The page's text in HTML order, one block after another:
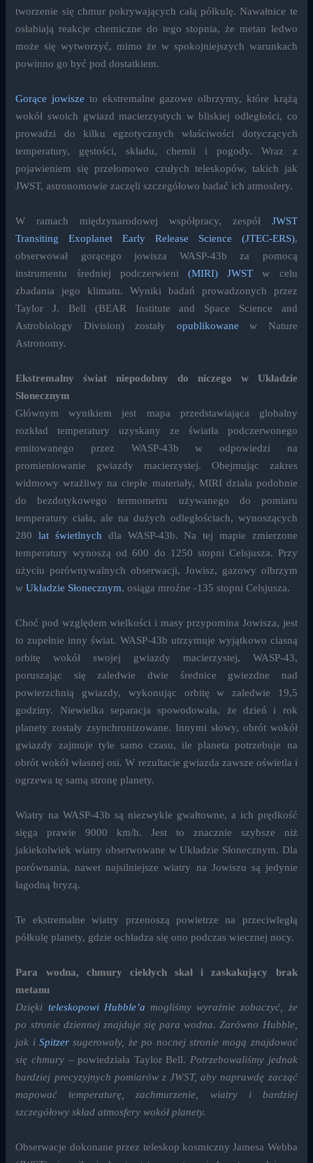
tworzenie się chmur pokrywających całą półkulę. Nawałnice te
osłabiają reakcje chemiczne do tego stopnia, że metan ledwo
może się wytworzyć, mimo że w spokojniejszych warunkach
powinno go być pod dostatkiem.
Gorące jowisze to ekstremalne gazowe olbrzymy, które krążą
wokół swoich gwiazd macierzystych w bliskiej odległości, co
prowadzi do kilku egzotycznych właściwości dotyczących
temperatury, gęstości, składu, chemii i pogody. Wraz z
pojawieniem się przełomowo czułych teleskopów, takich jak
JWST, astronomowie zaczęli szczegółowo badać ich atmosfery.
W ramach międzynarodowej współpracy, zespół JWST
Transiting Exoplanet Early Release Science (JTEC-ERS),
obserwował gorącego jowisza WASP-43b za pomocą
instrumentu średniej podczerwieni (MIRI) JWST w celu
zbadania jego klimatu. Wyniki badań prowadzonych przez
Taylor J. Bell (BEAR Institute and Space Science and
Astrobiology Division) zostały opublikowane w Nature
Astronomy.
Ekstremalny świat niepodobny do niczego w Układzie
Słonecznym
Głównym wynikiem jest mapa przedstawiająca globalny
rozkład temperatury uzyskany ze światła podczerwonego
emitowanego przez WASP-43b w odpowiedzi na
promieniowanie gwiazdy macierzystej. Obejmując zakres
widmowy wrażliwy na ciepłe materiały, MIRI działa podobnie
do bezdotykowego termometru używanego do pomiaru
temperatury ciała, ale na dużych odległościach, wynoszących
280lat świetlnych dla WASP-43b. Na tej mapie zmierzone
temperatury wynoszą od 600 do 1250 stopni Celsjusza. Przy
użyciu porównywalnych obserwacji, Jowisz, gazowy olbrzym
wUkładzie Słonecznym, osiąga mroźne -135 stopni Celsjusza.
Choć pod względem wielkości i masy przypomina Jowisza, jest
to zupełnie inny świat. WASP-43b utrzymuje wyjątkowo ciasną
orbitę wokół swojej gwiazdy macierzystej, WASP-43,
poruszając się zaledwie dwie średnice gwiezdne nad
powierzchnią gwiazdy, wykonując orbitę w zaledwie 19,5
godziny. Niewielka separacja spowodowała, że dzień i rok
planety zostały zsynchronizowane. Innymi słowy, obrót wokół
gwiazdy zajmuje tyle samo czasu, ile planeta potrzebuje na
obrót wokół własnej osi. W rezultacie gwiazda zawsze oświetla i
ogrzewa tę samą stronę planety.
Wiatry na WASP-43b są niezwykle gwałtowne, a ich prędkość
sięga prawie 9000 km/h. Jest to znacznie szybsze niż
jakiekolwiek wiatry obserwowane w Układzie Słonecznym. Dla
porównania, nawet najsilniejsze wiatry na Jowiszu są jedynie
łagodną bryzą.
Te ekstremalne wiatry przenoszą powietrze na przeciwległą
półkulę planety, gdzie ochładza się ono podczas wiecznej nocy.
Para wodna, chmury ciekłych skał i zaskakujący brak
metanu
Dzięki teleskopowi Hubble’a mogliśmy wyraźnie zobaczyć, że
po stronie dziennej znajduje się para wodna. Zarówno Hubble,
jak iSpitzer sugerowały, że po nocnej stronie mogą znajdować
się chmury – powiedziała Taylor Bell. Potrzebowaliśmy jednak
bardziej precyzyjnych pomiarów z JWST, aby naprawdę zacząć
mapować temperaturę, zachmurzenie, wiatry i bardziej
szczegółowy skład atmosfery wokół planety.
Obserwacje dokonane przez teleskop kosmiczny Jamesa Webba